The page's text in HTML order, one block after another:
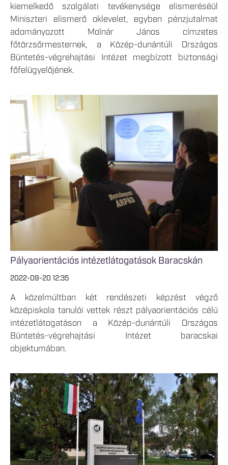
kiemelkedő szolgálati tevékenysége elismeréséül
Miniszteri elismerő oklevelet, egyben pénzjutalmat
adományozott Molnár János címzetes
főtörzsőrmesternek, a Közép-dunántúli Országos
Büntetés-végrehajtási Intézet megbízott biztonsági
főfelügyelőjének.
Pályaorientációs intézetlátogatások Baracskán
2022-09-20 12:35
A közelmúltban két rendészeti képzést végző
középiskola tanulói vettek részt pályaorientációs célú
intézetlátogatáson a Közép-dunántúli Országos
Büntetés-végrehajtási Intézet baracskai
objektumában.